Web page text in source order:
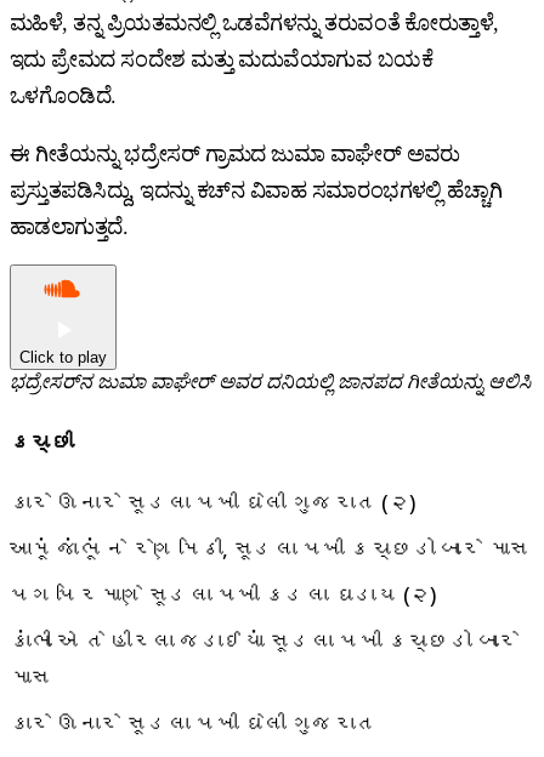
ಮಹಿಳೆ, ತನ್ನ ಪ್ರಿಯತಮನಲ್ಲಿ ಒಡವೆಗಳನ್ನು ತರುವಂತೆ ಕೋರುತ್ತಾಳೆ,
ಇದು ಪ್ರೇಮದ ಸಂದೇಶ ಮತ್ತು ಮದುವೆಯಾಗುವ ಬಯಕೆ
ಒಳಗೊಂಡಿದೆ.
ಈ ಗೀತೆಯನ್ನು ಭದ್ರೇಸರ್ ಗ್ರಾಮದ ಜುಮಾ ವಾಘೇರ್ ಅವರು
ಪ್ರಸ್ತುತಪಡಿಸಿದ್ದು, ಇದನ್ನು ಕಚ್‌ನ ವಿವಾಹ ಸಮಾರಂಭಗಳಲ್ಲಿ ಹೆಚ್ಚಾಗಿ
ಹಾಡಲಾಗುತ್ತದೆ.
Click to play
ಭದ್ರೇಸರ್‌ನ ಜುಮಾ ವಾಘೇರ್ ಅವರ ದನಿಯಲ್ಲಿ ಜಾನಪದ ಗೀತೆಯನ್ನು ಆಲಿಸಿ
કચ્છી
કારે ઊનારે સૂડલા પખી ઘેલી ગુજરાત (૨)
આમૂં જાંભૂં ને રેણ મિઠી, સૂડલા પખી કચ્છડો બારે માસ
પગ પિરમાણે સૂડલા પખી કડલા ઘડાય (૨)
કાંભી એ તે હીરલા જડાઈયાં સૂડલા પખી કચ્છડો બારે
માસ
કારે ઊનારે સૂડલા પખી ઘેલી ગુજરાત